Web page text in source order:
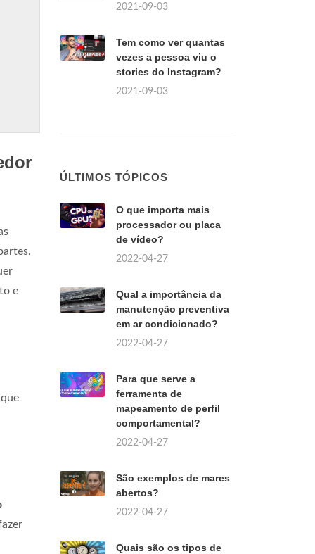
e
2021-09-03
Tem como ver quantas
vezes a pessoa viu o
stories do Instagram?
2021-09-03
ÚLTIMOS TÓPICOS
O que importa mais
processador ou placa
de vídeo?
2022-04-27
Qual a importância da
manutenção preventiva
em ar condicionado?
2022-04-27
Para que serve a
ferramenta de
mapeamento de perfil
comportamental?
2022-04-27
São exemplos de mares
abertos?
2022-04-27
Quais são os tipos de